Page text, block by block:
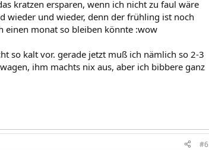
kratzen ersparen, wenn ich nicht zu faul wäre
wieder und wieder, denn der frühling ist noch
einen monat so bleiben könnte :wow
so kalt vor. gerade jetzt muß ich nämlich so 2-3
ihm machts nix aus, aber ich bibbere ganz
#6